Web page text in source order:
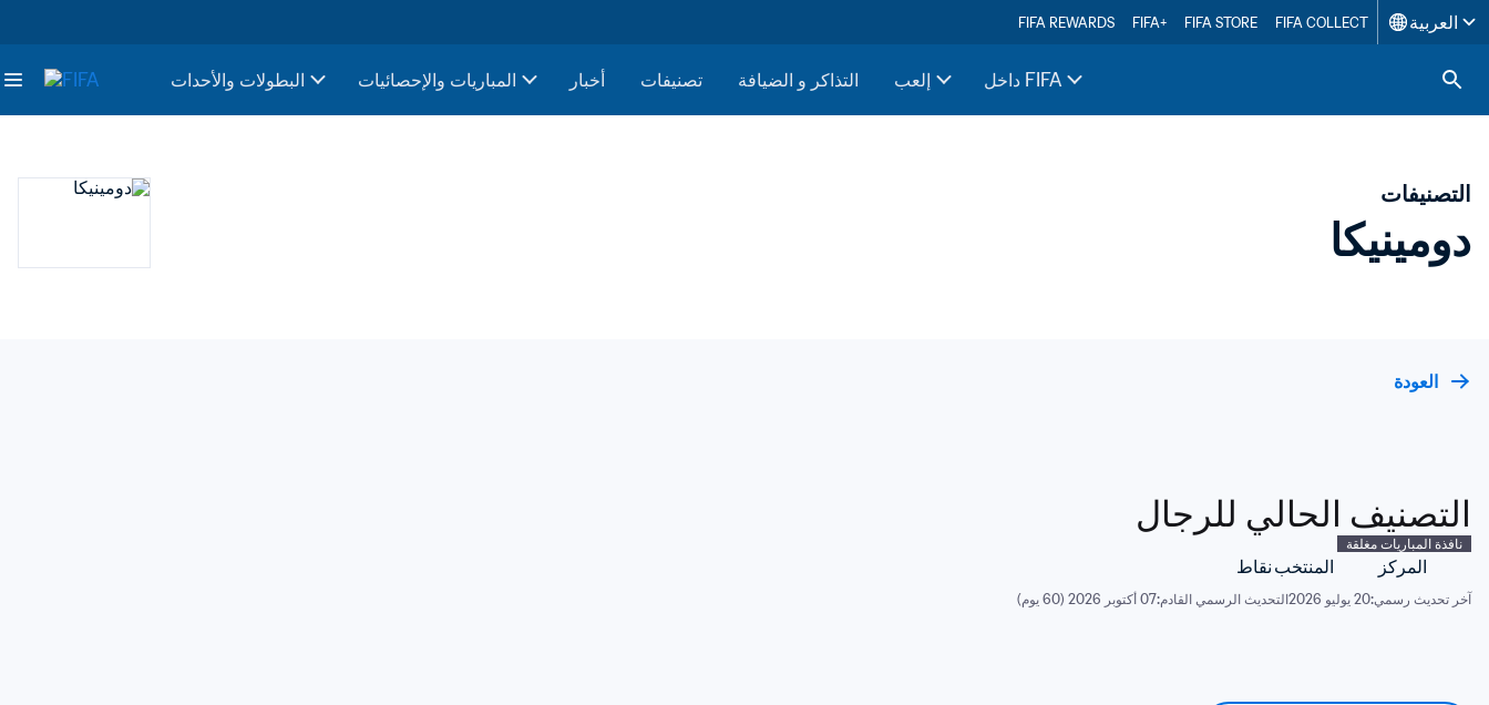
FIFA REWARDS FIFA+ FIFA STORE FIFA COLLECT العربية
البطولات والأحدات المباريات والإحصائيات أخبار تصنيفات التذاكر و الضيافة إلعب داخل FIFA
التصنيفات
دومينيكا
العودة
التصنيف الحالي للرجال
نافذة المباريات مغلقة
المركز المنتخب نقاط
آخر تحديث رسمي:20 يوليو 2026 التحديث الرسمي القادم:07 أكتوبر 2026 (60 يوم)